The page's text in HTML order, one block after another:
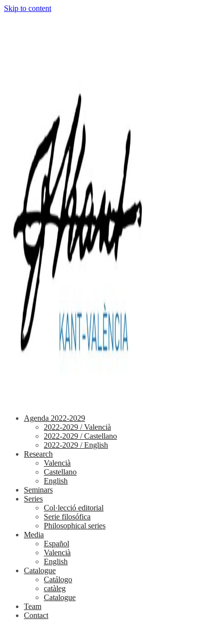
Skip to content
Agenda 2022-2029
2022-2029 / Valencià
2022-2029 / Castellano
2022-2029 / English
Research
Valencià
Castellano
English
Seminars
Series
Col·lecció editorial
Serie filosófica
Philosophical series
Media
Español
Valencià
English
Catalogue
Catálogo
catàleg
Catalogue
Team
Contact